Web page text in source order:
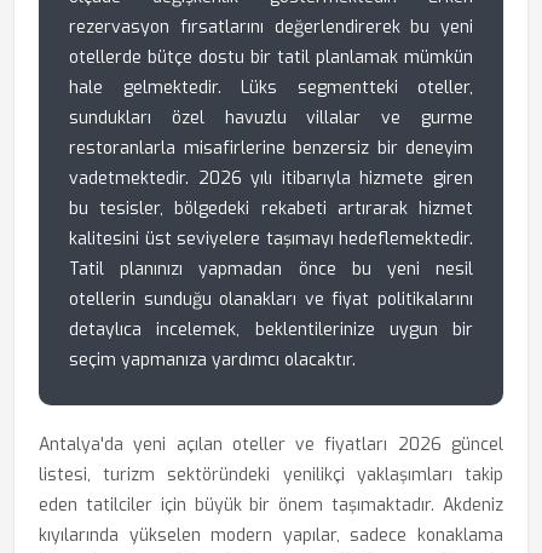
rezervasyon fırsatlarını değerlendirerek bu yeni
otellerde bütçe dostu bir tatil planlamak mümkün
hale gelmektedir. Lüks segmentteki oteller,
sundukları özel havuzlu villalar ve gurme
restoranlarla misafirlerine benzersiz bir deneyim
vadetmektedir. 2026 yılı itibarıyla hizmete giren
bu tesisler, bölgedeki rekabeti artırarak hizmet
kalitesini üst seviyelere taşımayı hedeflemektedir.
Tatil planınızı yapmadan önce bu yeni nesil
otellerin sunduğu olanakları ve fiyat politikalarını
detaylıca incelemek, beklentilerinize uygun bir
seçim yapmanıza yardımcı olacaktır.
Antalya'da yeni açılan oteller ve fiyatları 2026 güncel
listesi, turizm sektöründeki yenilikçi yaklaşımları takip
eden tatilciler için büyük bir önem taşımaktadır. Akdeniz
kıyılarında yükselen modern yapılar, sadece konaklama